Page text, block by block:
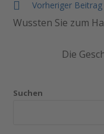
Vorheriger Beitrag
Wussten Sie zum
Die
Suchen